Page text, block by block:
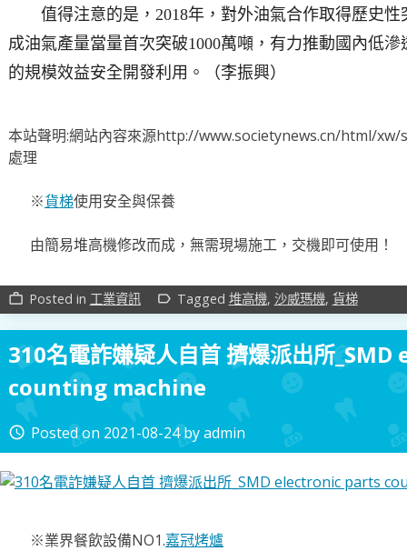
值得注意的是，2018年，對外油氣合作取得歷史性
成油氣產量當量首次突破1000萬噸，有力推動國內低
的規模效益安全開發利用。（李振興）
本站聲明:網站內容來源http://www.societynews.cn/html/xw/
處理
※貨梯使用安全與保養
由簡易堆高機修改而成，無需現場施工，交機即可使用！
work_outline Posted in 工業資訊 label_outline Tagged 堆高機, 沙威瑪機, 貨梯
310名電詐嫌疑人自首 擠爆派出所
counting machine
access_time Posted on 2021-08-24byadmin
※業界餐飲設備NO1.嘉冠烤爐